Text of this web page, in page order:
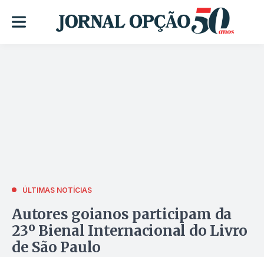
ÚLTIMAS NOTÍCIAS
Autores goianos participam da
23º Bienal Internacional do Livro
de São Paulo